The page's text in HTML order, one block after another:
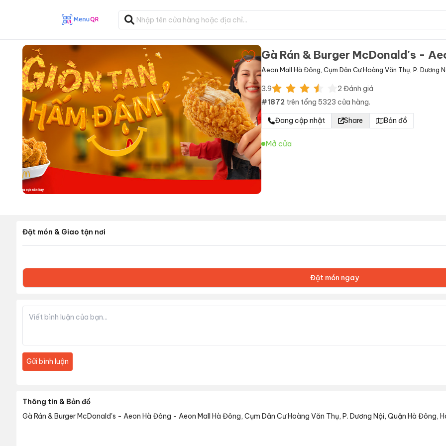
Gà Rán & Burger McDonald's -
Aeon Mall Hà Đông Cụm Dân Cư Hoàng Văn Thụ P. Dương
3.9 2 Đánh giá
#1872 trên tổng 5323 cửa hàng.
Đang cập nhật Share Bản đồ
Mở cửa
Đặt món & Giao tận nơi
Đặt món ngay
Gửi bình luận
Thông tin & Bản đồ
Gà Rán & Burger McDonald's - Aeon Hà Đông - Aeon Mall Hà Đông, Cụm Dân Cư Hoàng Văn Thụ, P. Dương Nội, Quận Hà Đông,